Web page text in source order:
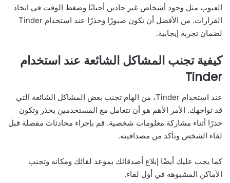
العيوب مثل وجود أشخاص غير جادين أحيانًا وضغط الوقت في اتخاذ
القرارات. من الأفضل أن تكون صبورًا وحذرًا عند استخدام Tinder
لضمان تجربة إيجابية.
كيفية تجنب المشاكل الشائعة عند استخدام
Tinder
عند استخدام Tinder، من الهام تجنب بعض المشاكل الشائعة التي
قد تواجهك. الأمر الأهم هو أن تتعامل مع المستخدمين بحذر وتكون
حذرًا أثناء مشاركة معلومات شخصية. قم بإجراء محادثات مفصلة قبل
لقاء الشخص وتأكد من مصداقيته.
كما يجب عليك أيضًا إبلاغ أصدقائك بموعد لقائك ومكانه وتجنب
الأماكن المشبوهة في أول لقاء.